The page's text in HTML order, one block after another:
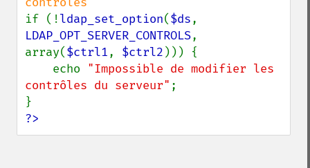
if (!ldap_set_option($ds
LDAP_OPT_SERVER_CONTROLS,
array($ctrl1, $ctrl2 ))) {
    echo
"Impossible de modifier les
contrôles du serveur" ;
?>